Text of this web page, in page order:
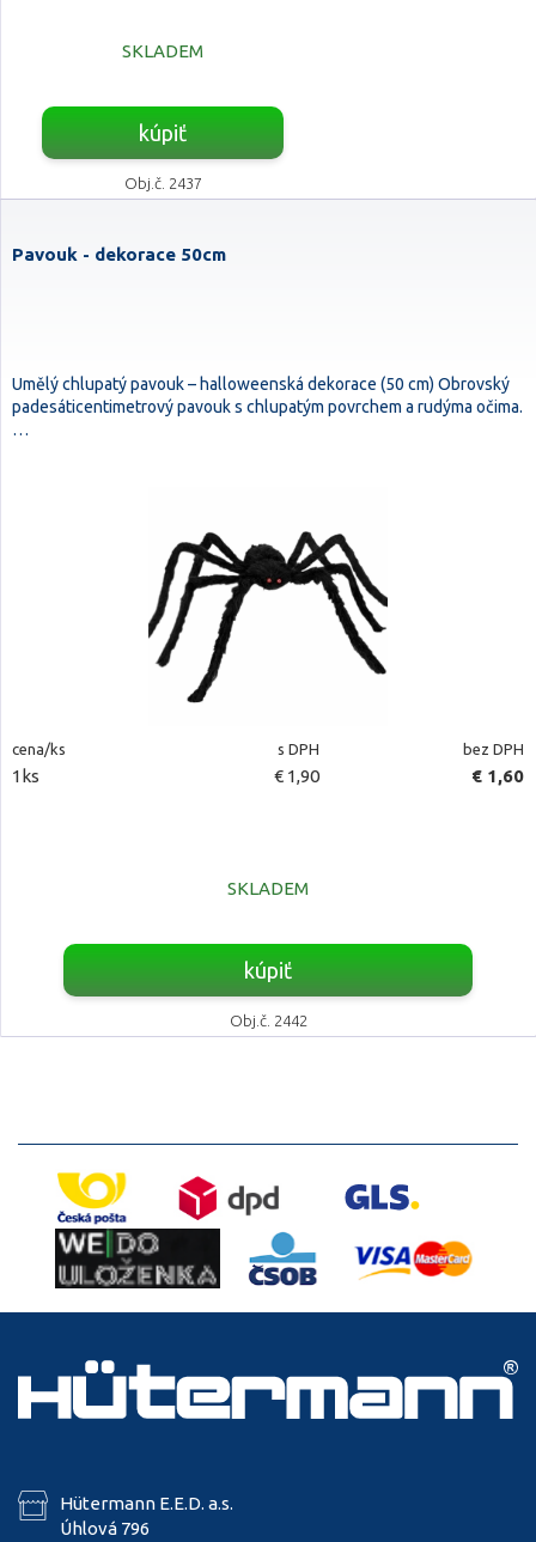
SKLADEM
kúpiť
Obj.č. 2437
Pavouk - dekorace 50cm
Umělý chlupatý pavouk – halloweenská dekorace (50 cm) Obrovský
padesáticentimetrový pavouk s chlupatým povrchem a rudýma očima.
…
cena/ks s DPH bez DPH
1ks € 1,90 € 1,60
SKLADEM
kúpiť
Obj.č. 2442
Hütermann E.E.D. a.s.
Úhlová 796